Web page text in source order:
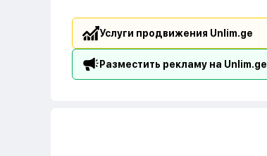
Услуги продвижения Unlim.ge
Разместить рекламу на Unlim.ge